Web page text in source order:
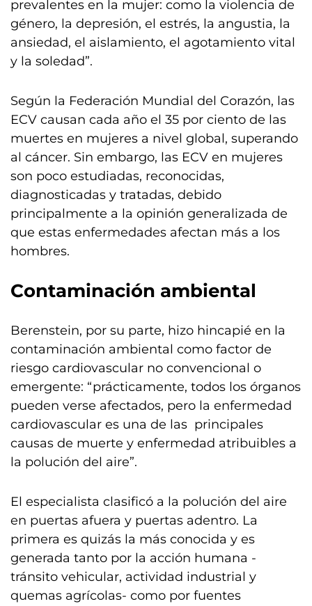
prevalentes en la mujer: como la violencia de
género, la depresión, el estrés, la angustia, la
ansiedad, el aislamiento, el agotamiento vital
y la soledad”.
Según la Federación Mundial del Corazón, las
ECV causan cada año el 35 por ciento de las
muertes en mujeres a nivel global, superando
al cáncer. Sin embargo, las ECV en mujeres
son poco estudiadas, reconocidas,
diagnosticadas y tratadas, debido
principalmente a la opinión generalizada de
que estas enfermedades afectan más a los
hombres.
Contaminación ambiental
Berenstein, por su parte, hizo hincapié en la
contaminación ambiental como factor de
riesgo cardiovascular no convencional o
emergente: “prácticamente, todos los órganos
pueden verse afectados, pero la enfermedad
cardiovascular es una de las principales
causas de muerte y enfermedad atribuibles a
la polución del aire”.
El especialista clasificó a la polución del aire
en puertas afuera y puertas adentro. La
primera es quizás la más conocida y es
generada tanto por la acción humana -
tránsito vehicular, actividad industrial y
quemas agrícolas- como por fuentes